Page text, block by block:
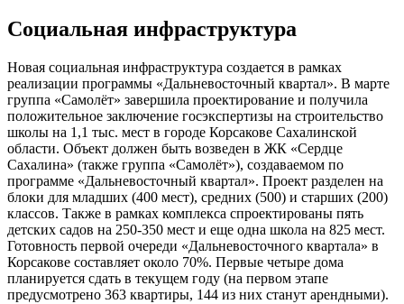
Социальная инфраструктура
Новая социальная инфраструктура создается в рамках
реализации программы «Дальневосточный квартал». В марте
группа «Самолёт» завершила проектирование и получила
положительное заключение госэкспертизы на строительство
школы на 1,1 тыс. мест в городе Корсакове Сахалинской
области. Объект должен быть возведен в ЖК «Сердце
Сахалина» (также группа «Самолёт»), создаваемом по
программе «Дальневосточный квартал». Проект разделен на
блоки для младших (400 мест), средних (500) и старших (200)
классов. Также в рамках комплекса спроектированы пять
детских садов на 250-350 мест и еще одна школа на 825 мест.
Готовность первой очереди «Дальневосточного квартала» в
Корсакове составляет около 70%. Первые четыре дома
планируется сдать в текущем году (на первом этапе
предусмотрено 363 квартиры, 144 из них станут арендными).